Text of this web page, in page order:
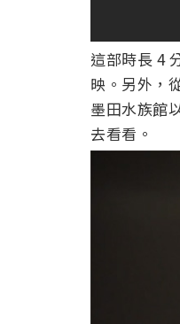
這部時長 4
映。另外，
墨田水族館
去看看。